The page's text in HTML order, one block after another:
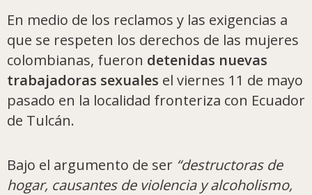
En medio de los reclamos y las exigencias a
que se respeten los derechos de las mujeres
colombianas, fueron detenidas nuevas
trabajadoras sexuales el viernes 11 de mayo
pasado en la localidad fronteriza con Ecuador
de Tulcán.
Bajo el argumento de ser “destructoras de
hogar, causantes de violencia y alcoholismo,